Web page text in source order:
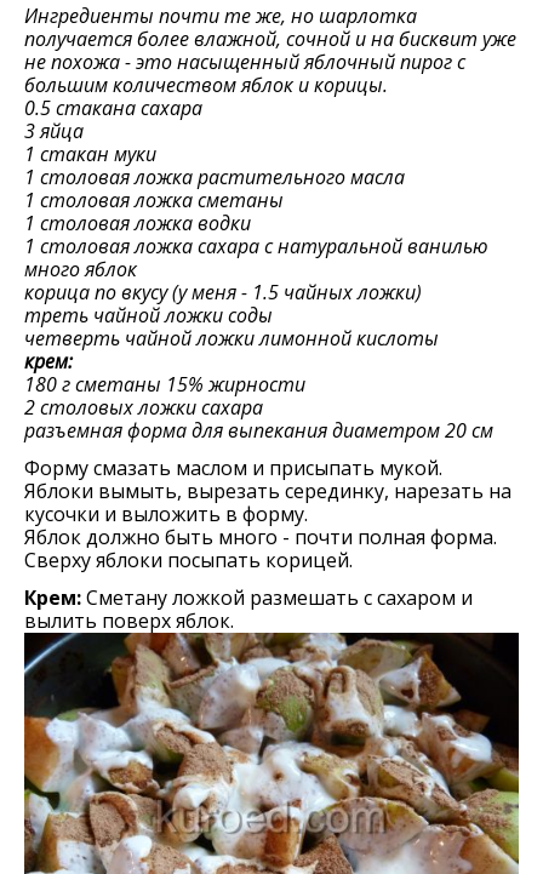
Ингредиенты почти те же, но шарлотка
получается более влажной, сочной и на бисквит уже
не похожа - это насыщенный яблочный пирог с
большим количеством яблок и корицы.
0.5 стакана сахара
3 яйца
1 стакан муки
1 столовая ложка растительного масла
1 столовая ложка сметаны
1 столовая ложка водки
1 столовая ложка сахара с натуральной ванилью
много яблок
корица по вкусу (у меня - 1.5 чайных ложки)
треть чайной ложки соды
четверть чайной ложки лимонной кислоты
крем:
180 г сметаны 15% жирности
2 столовых ложки сахара
разъемная форма для выпекания диаметром 20 см
Форму смазать маслом и присыпать мукой.
Яблоки вымыть, вырезать серединку, нарезать на
кусочки и выложить в форму.
Яблок должно быть много - почти полная форма.
Сверху яблоки посыпать корицей.
Крем:Сметану ложкой размешать с сахаром и
вылить поверх яблок.